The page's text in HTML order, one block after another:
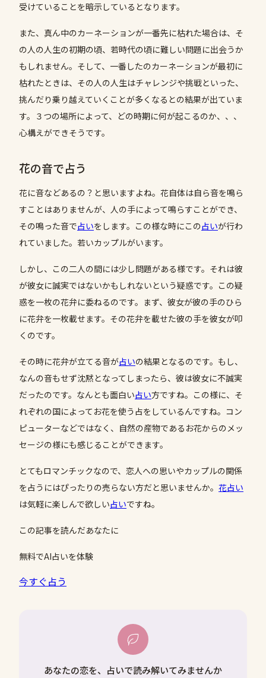
受けていることを暗示しているとなります。
また、真ん中のカーネーションが一番先に枯れた場合は、そ
の人の人生の初期の頃、若時代の頃に難しい問題に出会うか
もしれません。そして、一番したのカーネーションが最初に
枯れたときは、その人の人生はチャレンジや挑戦といった、
挑んだり乗り越えていくことが多くなるとの結果が出ていま
す。３つの場所によって、どの時期に何が起こるのか、、、
心構えができそうです。
花の音で占う
花に音などあるの？と思いますよね。花自体は自ら音を鳴ら
すことはありませんが、人の手によって鳴らすことができ、
その鳴った音で占いをします。この様な時にこの占いが行わ
れていました。若いカップルがいます。
しかし、この二人の間には少し問題がある様です。それは彼
が彼女に誠実ではないかもしれないという疑惑です。この疑
惑を一枚の花弁に委ねるのです。まず、彼女が彼の手のひら
に花弁を一枚載せます。その花弁を載せた彼の手を彼女が叩
くのです。
その時に花弁が立てる音が占いの結果となるのです。もし、
なんの音もせず沈黙となってしまったら、彼は彼女に不誠実
だったのです。なんとも面白い占い方ですね。この様に、そ
れぞれの国によってお花を使う占をしているんですね。コン
ピューターなどではなく、自然の産物であるお花からのメッ
セージの様にも感じることができます。
とてもロマンチックなので、恋人への思いやカップルの関係
を占うにはぴったりの売らない方だと思いませんか。 花占い
は気軽に楽しんで欲しい占いですね。
この記事を読んだあなたに
無料でAI占いを体験
今すぐ占う
あなたの恋を、占いで読み解いてみませんか